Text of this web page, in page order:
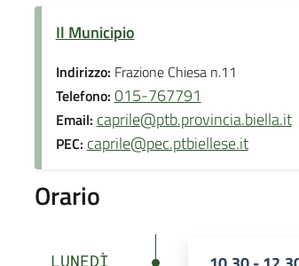
Il Municipio
Indirizzo: Frazione Chiesa n.11
Telefono: 015-767791
Email: caprile@ptb.provincia.biella.it
PEC: caprile@pec.ptbiellese.it
Orario
LUNEDÌ